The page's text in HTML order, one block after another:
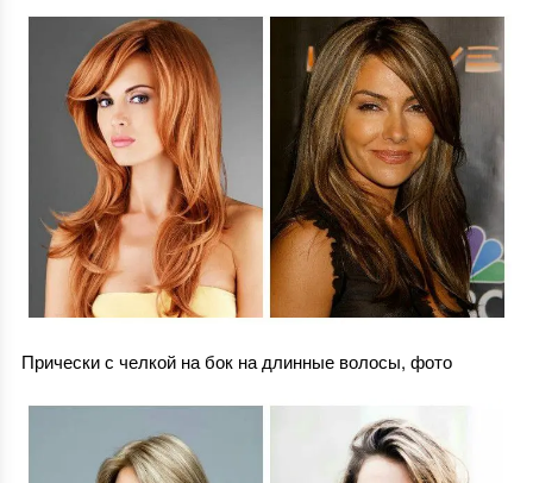
Прически с челкой на бок на длинные волосы, фото